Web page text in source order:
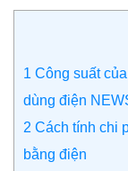
1 Công suất
dùng điện
2 Cách tính chi
bằng điện